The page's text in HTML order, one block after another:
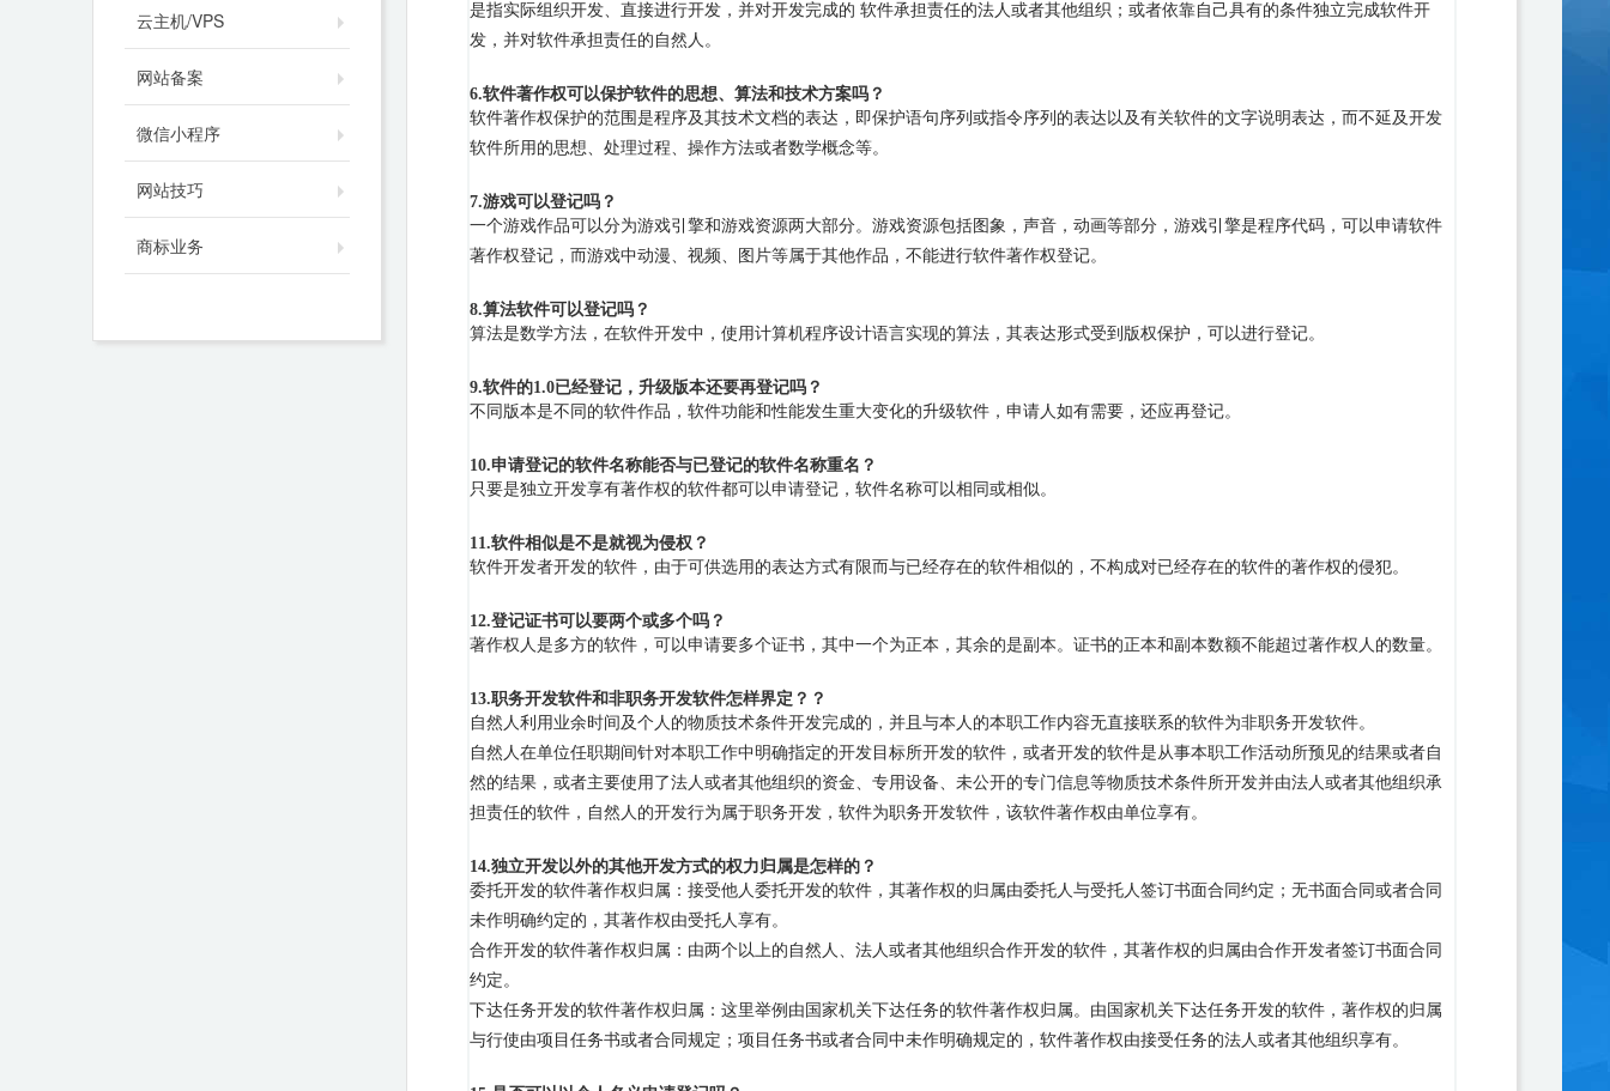
云主机/VPS
网站备案
微信小程序
网站技巧
商标业务
是指实际组织开发、直接进行开发，并对开发完成的 软件承担责任的法人或者其他组织；或者依靠自己具有的条件独立完成软件开
发，并对软件承担责任的自然人。
6.软件著作权可以保护软件的思想、算法和技术方案吗？
软件著作权保护的范围是程序及其技术文档的表达，即保护语句序列或指令序列的表达以及有关软件的文字说明表达，而不延及开发
软件所用的思想、处理过程、操作方法或者数学概念等。
7.游戏可以登记吗？
一个游戏作品可以分为游戏引擎和游戏资源两大部分。游戏资源包括图象，声音，动画等部分，游戏引擎是程序代码，可以申请软件
著作权登记，而游戏中动漫、视频、图片等属于其他作品，不能进行软件著作权登记。
8.算法软件可以登记吗？
算法是数学方法，在软件开发中，使用计算机程序设计语言实现的算法，其表达形式受到版权保护，可以进行登记。
9.软件的1.0已经登记，升级版本还要再登记吗？
不同版本是不同的软件作品，软件功能和性能发生重大变化的升级软件，申请人如有需要，还应再登记。
10.申请登记的软件名称能否与已登记的软件名称重名？
只要是独立开发享有著作权的软件都可以申请登记，软件名称可以相同或相似。
11.软件相似是不是就视为侵权？
软件开发者开发的软件，由于可供选用的表达方式有限而与已经存在的软件相似的，不构成对已经存在的软件的著作权的侵犯。
12.登记证书可以要两个或多个吗？
著作权人是多方的软件，可以申请要多个证书，其中一个为正本，其余的是副本。证书的正本和副本数额不能超过著作权人的数量。
13.职务开发软件和非职务开发软件怎样界定？？
自然人利用业余时间及个人的物质技术条件开发完成的，并且与本人的本职工作内容无直接联系的软件为非职务开发软件。
自然人在单位任职期间针对本职工作中明确指定的开发目标所开发的软件，或者开发的软件是从事本职工作活动所预见的结果或者自
然的结果，或者主要使用了法人或者其他组织的资金、专用设备、未公开的专门信息等物质技术条件所开发并由法人或者其他组织承
担责任的软件，自然人的开发行为属于职务开发，软件为职务开发软件，该软件著作权由单位享有。
14.独立开发以外的其他开发方式的权力归属是怎样的？
委托开发的软件著作权归属：接受他人委托开发的软件，其著作权的归属由委托人与受托人签订书面合同约定；无书面合同或者合同
未作明确约定的，其著作权由受托人享有。
合作开发的软件著作权归属：由两个以上的自然人、法人或者其他组织合作开发的软件，其著作权的归属由合作开发者签订书面合同
约定。
下达任务开发的软件著作权归属：这里举例由国家机关下达任务的软件著作权归属。由国家机关下达任务开发的软件，著作权的归属
与行使由项目任务书或者合同规定；项目任务书或者合同中未作明确规定的，软件著作权由接受任务的法人或者其他组织享有。